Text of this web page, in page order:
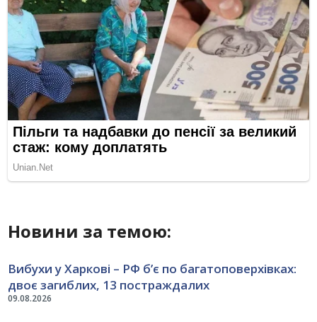
Новини за темою:
09.08.2026
Вибухи у Харкові – РФ б’є по багатоповерхівках:
двоє загиблих, 13 постраждалих